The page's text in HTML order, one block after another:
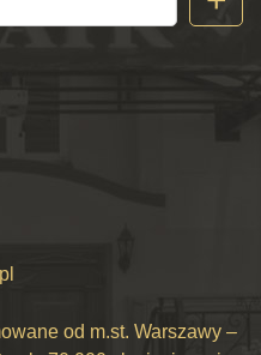
od m.st. Warszawy –